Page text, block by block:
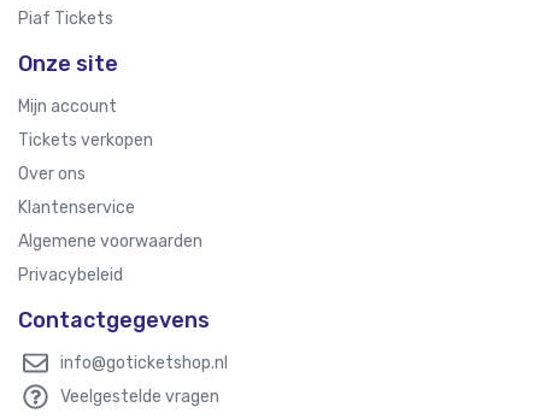
Piaf Tickets
Onze site
Mijn account
Tickets verkopen
Over ons
Klantenservice
Algemene voorwaarden
Privacybeleid
Contactgegevens
info@goticketshop.nl
Veelgestelde vragen